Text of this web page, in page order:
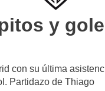
y
con su última
Partidazo de Thiago